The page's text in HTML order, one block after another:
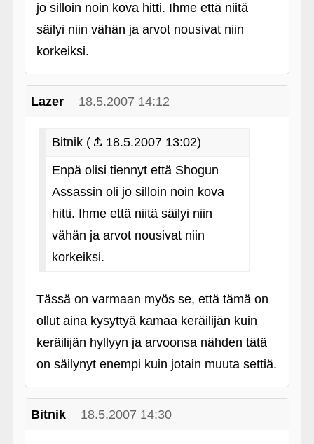
jo silloin noin kova hitti. Ihme että niitä
säilyi niin vähän ja arvot nousivat niin
korkeiksi.
Lazer 18.5.2007 14:12
Bitnik (
18.5.2007 13:02)
Enpä olisi tiennyt että Shogun
Assassin oli jo silloin noin kova
hitti. Ihme että niitä säilyi niin
vähän ja arvot nousivat niin
korkeiksi.
Tässä on varmaan myös se, että tämä on
ollut aina kysyttyä kamaa keräilijän kuin
keräilijän hyllyyn ja arvoonsa nähden tätä
on säilynyt enempi kuin jotain muuta settiä.
Bitnik 18.5.2007 14:30